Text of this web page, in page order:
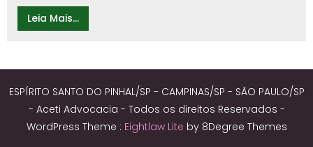
Leia Mais...
ESPÍRITO SANTO DO PINHAL/SP - CAMPINAS/SP - SÃO PAULO/SP
- Aceti Advocacia - Todos os direitos Reservados -
WordPress Theme : Eightlaw Lite by 8Degree Themes